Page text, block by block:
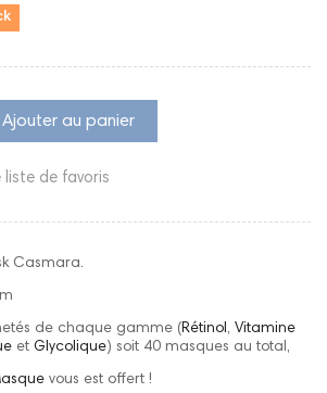
Ajouter au panier
de favoris
Casmara.
de chaque gamme (Rétinol , Vitamine
et Glycolique) soit 40 masques au total,
vous est offert !